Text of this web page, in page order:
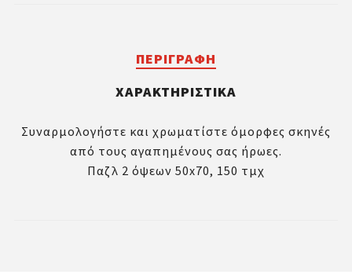
ΠΕΡΙΓΡΑΦΉ
ΧΑΡΑΚΤΗΡΙΣΤΙΚΆ
Συναρμολογήστε και χρωματίστε όμορφες σκηνές
από τους αγαπημένους σας ήρωες.
Παζλ 2 όψεων 50x70, 150 τμχ